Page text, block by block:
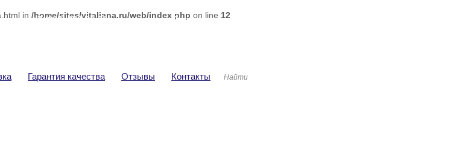
in /home/sites/vitaliana.ru/web/index.php on line 12
Гарантия качества Отзывы Контакты
+7 (920) 292-32-76 Ваша корзина